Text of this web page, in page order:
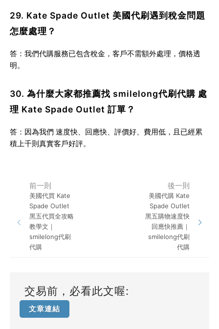
29. Kate Spade Outlet 美國代刷遇到稅金問題
怎麼處理？
答：我們代購服務已包含稅金，客戶不需額外處理， 價格透
明。
30. 為什麼大家都推薦找 smilelong代刷代購 處
理 Kate Spade Outlet 訂單？
答：因為我們 速度快、回應快、評價好、費用低 ，且已經累
積上千則真實客戶好評。
前一則
美國代買 Kate
Spade Outlet
黑五代買全攻略
教學文｜
smilelong代刷
代購
後一則
美國代購 Kate
Spade Outlet
黑五購物速度快
回應快推薦｜
smilelong代刷
代購
交易前，必看此文喔:
文章連結